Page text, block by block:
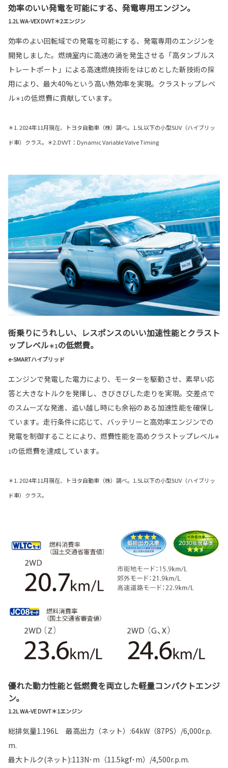
効率のいい発電を可能にする、発電専用エンジン。
1.2L WA-VEX DVVT＊2エンジン
効率のよい回転域での発電を可能にする、発電専用のエンジンを
開発しました。燃焼室内に高速の渦を発生させる「高タンブルス
トレートポート」による高速燃焼技術をはじめとした新技術の採
用により、最大40%という高い熱効率を実現。クラストップレベ
ル＊1の低燃費に貢献しています。
＊1. 2024年11月現在、トヨタ自動車（株）調べ。1.5L以下の小型SUV（ハイブリッ
ド車）クラス。＊2.DVVT：Dynamic Variable Valve Timing
街乗りにうれしい、レスポンスのいい加速性能とクラスト
ップレベル＊1の低燃費。
e-SMARTハイブリッド
エンジンで発電した電力により、モーターを駆動させ、素早い応
答と大きなトルクを発揮し、きびきびした走りを実現。交差点で
のスムーズな発進、追い越し時にも余裕のある加速性能を確保し
ています。走行条件に応じて、バッテリーと高効率エンジンでの
発電を制御することにより、燃費性能を高めクラストップレベル＊
1の低燃費を達成しています。
＊1. 2024年11月現在、トヨタ自動車（株）調べ。1.5L以下の小型SUV（ハイブリッ
ド車）クラス。
優れた動力性能と低燃費を両立した軽量コンパクトエンジ
ン。
1.2L WA-VE DVVT＊1エンジン
総排気量1.196L 最高出力（ネット）:64kW（87PS）/6,000r.p.
m.
最大トルク(ネット):113N･m（11.5kgf･m）/4,500r.p.m.